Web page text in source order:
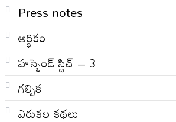
Press notes
ఆర్ధికం
హస్బెండ్ స్టిచ్ – 3
గల్పిక
ఎరుకల కథలు